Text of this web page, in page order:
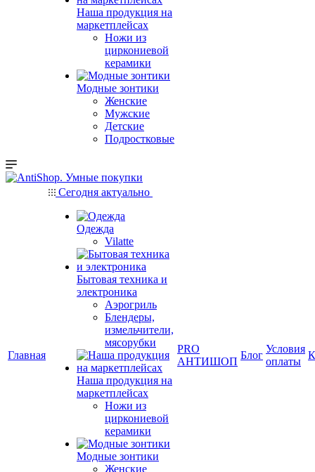
Наша продукция на
маркетплейсах
Ножи из
циркониевой
керамики
Модные зонтики
Женские
Мужские
Детские
Подростковые
Главная
Сегодня актуально
Одежда
Vilatte
Бытовая техника и
электроника
Аэрогриль
Блендеры,
измельчители,
мясорубки
Наша продукция на
маркетплейсах
Ножи из
циркониевой
керамики
Модные зонтики
Женские
PRO
АНТИШОП
Блог
Условия
оплаты